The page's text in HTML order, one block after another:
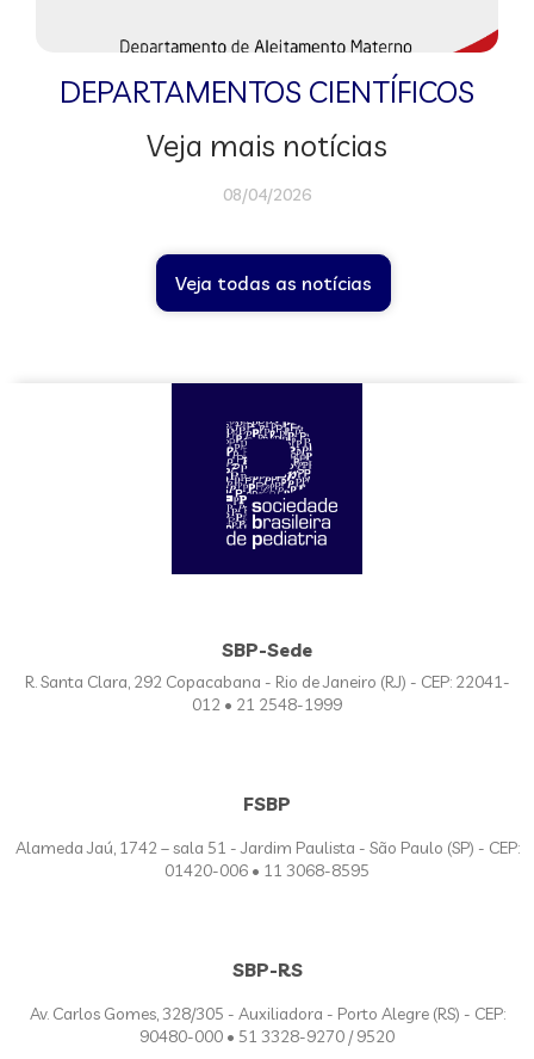
DEPARTAMENTOS CIENTÍFICOS
Veja mais notícias
08/04/2026
Veja todas as notícias
SBP-Sede
R. Santa Clara, 292 Copacabana - Rio de Janeiro (RJ) - CEP: 22041-
012 • 21 2548-1999
FSBP
Alameda Jaú, 1742 – sala 51 - Jardim Paulista - São Paulo (SP) - CEP:
01420-006 • 11 3068-8595
SBP-RS
Av. Carlos Gomes, 328/305 - Auxiliadora - Porto Alegre (RS) - CEP:
90480-000 • 51 3328-9270 / 9520